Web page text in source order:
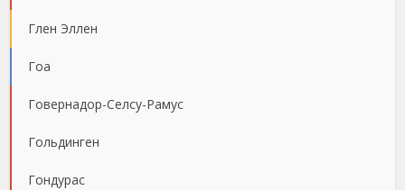
Глен Эллен
Гоа
Говернадор-Селсу-Рамус
Гольдинген
Гондурас